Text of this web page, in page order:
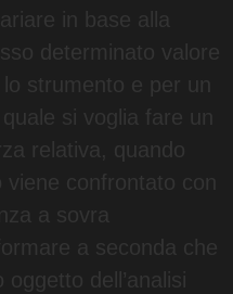
in base alla
determinato valore
strumento e per un
si voglia fare un
relativa, quando
confrontato con
a sovra
a seconda che
dell’analisi